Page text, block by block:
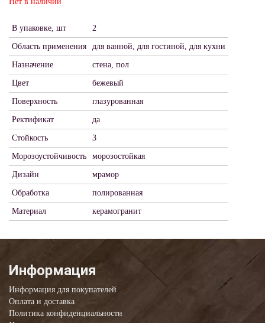
В упаковке, шт 2
Область применения для ванной, для гостиной, для кухни
Назначение стена, пол
Цвет бежевый
Поверхность глазурованная
Ректификат да
Стойкость 3
Морозоустойчивость морозостойкая
Дизайн мрамор
Обработка полированная
Материал керамогранит
Информация
Информация для покупателей
Оплата и доставка
Политика конфиденциальности